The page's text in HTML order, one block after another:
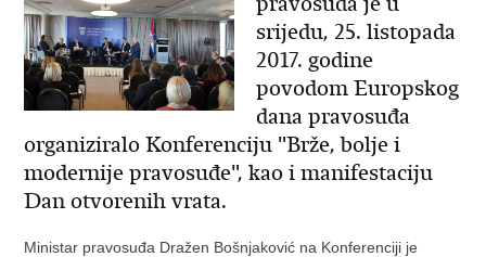
srijedu, 25. listopada
2017. godine
povodom Europskog
dana pravosuđa
organiziralo Konferenciju "Brže, bolje i
modernije pravosuđe", kao i manifestaciju
Dan otvorenih vrata.
Ministar pravosuđa Dražen Bošnjaković na Konferenciji je